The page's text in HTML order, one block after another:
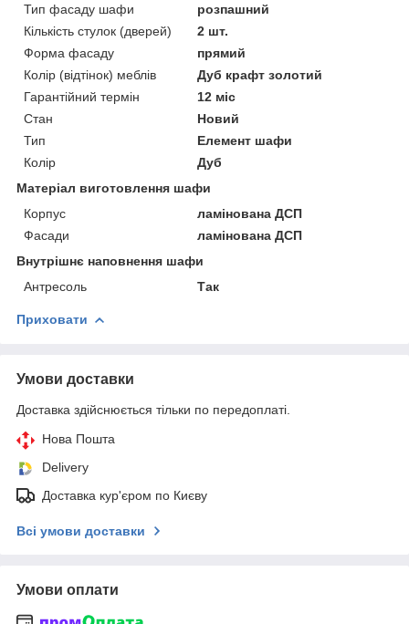
Тип фасаду шафи
розпашний
Кількість стулок (дверей)
2 шт.
Форма фасаду
прямий
Колір (відтінок) меблів
Дуб крафт золотий
Гарантійний термін
12 міс
Стан
Новий
Тип
Елемент шафи
Колір
Дуб
Матеріал виготовлення шафи
Корпус
ламінована ДСП
Фасади
ламінована ДСП
Внутрішнє наповнення шафи
Антресоль
Так
Приховати
Умови доставки
Доставка здійснюється тільки по передоплаті.
Нова Пошта
Delivery
Доставка кур'єром по Києву
Всі умови доставки
Умови оплати